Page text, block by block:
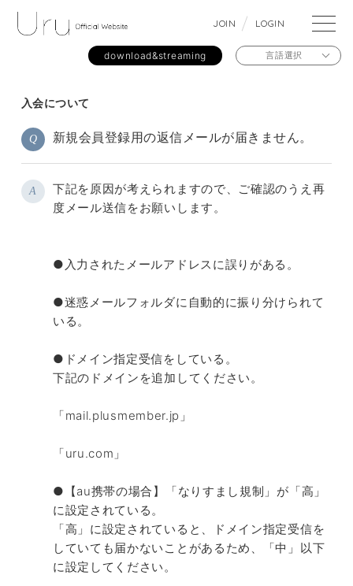
JOI N LOGI N
download&streaming 言語選択
入会について
Q 新規会員登録用の返信メールが届きません。
A
下記を原因が考えられますので、ご確認のうえ再
度メール送信をお願いします。
●入力されたメールアドレスに誤りがある。
●迷惑メールフォルダに自動的に振り分けられて
いる。
●ドメイン指定受信をしている。
下記のドメインを追加してください。
「mail.plusmember.jp」
「uru.com」
●【au携帯の場合】「なりすまし規制」が「高」
に設定されている。
「高」に設定されていると、ドメイン指定受信を
していても届かないことがあるため、「中」以下
に設定してください。